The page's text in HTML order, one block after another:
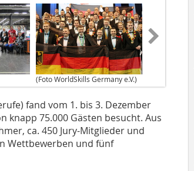
(Foto WorldSkills Germany e.V.)
fand vom 1. bis 3. Dezember
knapp 75.000 Gästen besucht. Aus
ca. 450 Jury-Mitglieder und
Wettbewerben und fünf